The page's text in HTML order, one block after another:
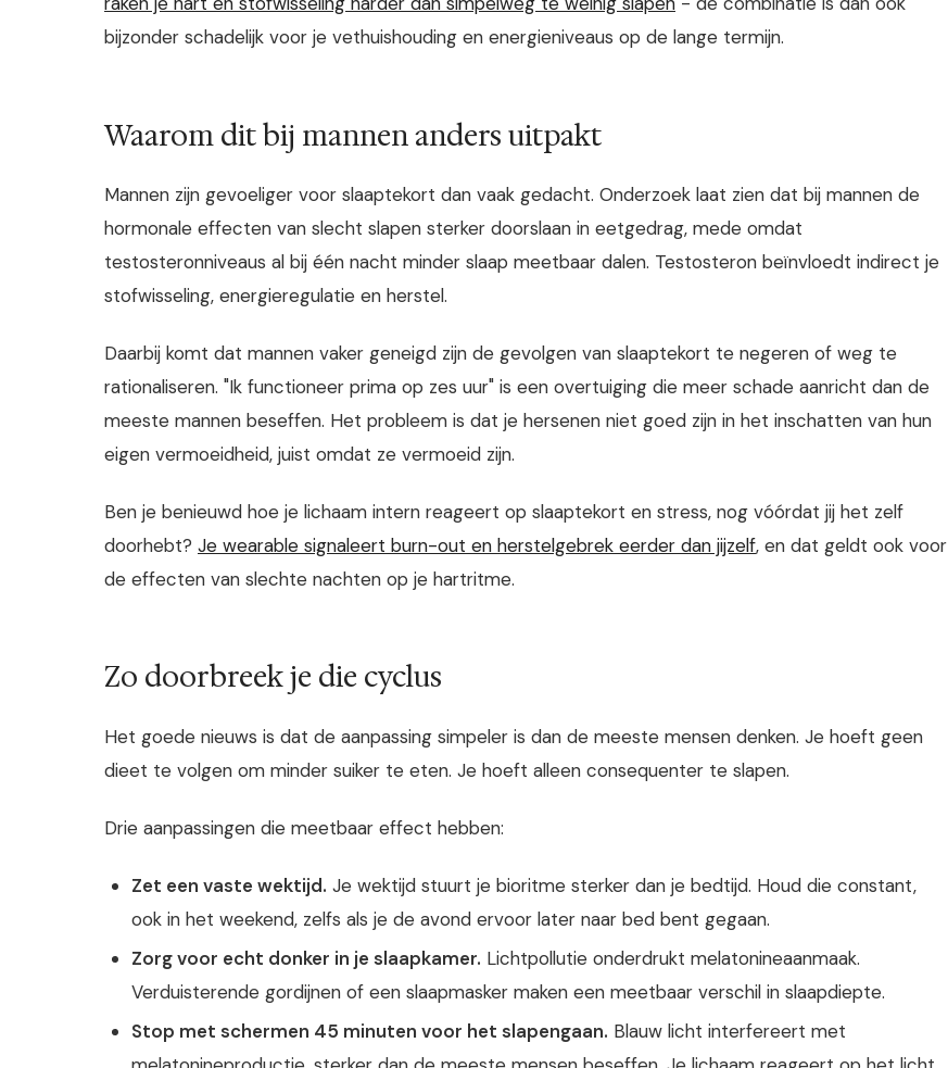
bijzonder schadelijk voor je vethuishouding en energieniveaus op de lange termijn.
Waarom dit bij mannen anders uitpakt
Mannen zijn gevoeliger voor slaaptekort dan vaak gedacht. Onderzoek laat zien dat bij mannen de
hormonale effecten van slecht slapen sterker doorslaan in eetgedrag, mede omdat
testosteronniveaus al bij één nacht minder slaap meetbaar dalen. Testosteron beïnvloedt indirect je
stofwisseling, energieregulatie en herstel.
Daarbij komt dat mannen vaker geneigd zijn de gevolgen van slaaptekort te negeren of weg te
rationaliseren. "Ik functioneer prima op zes uur" is een overtuiging die meer schade aanricht dan de
meeste mannen beseffen. Het probleem is dat je hersenen niet goed zijn in het inschatten van hun
eigen vermoeidheid, juist omdat ze vermoeid zijn.
Ben je benieuwd hoe je lichaam intern reageert op slaaptekort en stress, nog vóórdat jij het zelf
doorhebt? Je wearable signaleert burn-out en herstelgebrek eerder dan jijzelf, en dat geldt ook voor
de effecten van slechte nachten op je hartritme.
Zo doorbreek je die cyclus
Het goede nieuws is dat de aanpassing simpeler is dan de meeste mensen denken. Je hoeft geen
dieet te volgen om minder suiker te eten. Je hoeft alleen consequenter te slapen.
Drie aanpassingen die meetbaar effect hebben:
Zet een vaste wektijd. Je wektijd stuurt je bioritme sterker dan je bedtijd. Houd die constant,
ook in het weekend, zelfs als je de avond ervoor later naar bed bent gegaan.
Zorg voor echt donker in je slaapkamer. Lichtpollutie onderdrukt melatonineaanmaak.
Verduisterende gordijnen of een slaapmasker maken een meetbaar verschil in slaapdiepte.
Stop met schermen 45 minuten voor het slapengaan. Blauw licht interfereert met